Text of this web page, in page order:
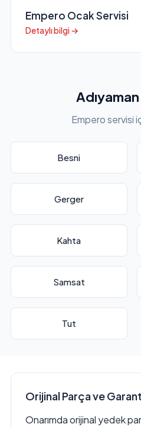
Empero Ocak Servisi
Detaylı bilgi →
Empero servisi
Besni
Gerger
Kahta
Samsat
Tut
Orijinal Parça ve
Onarımda orijinal yedek